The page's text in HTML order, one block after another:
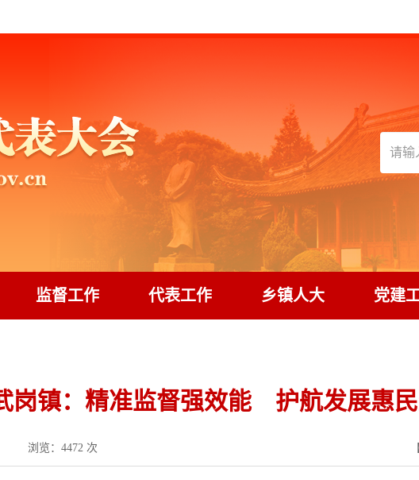
监督工作 代表工作 乡镇人大 党建
岗镇：精准监督强效能 护航发展惠
浏览：4472 次